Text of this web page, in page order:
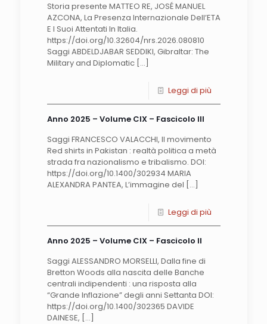
Storia presente MATTEO RE, JOSÉ MANUEL
AZCONA, La Presenza Internazionale Dell’ETA
E I Suoi Attentati In Italia.
https://doi.org/10.32604/nrs.2026.080810
Saggi ABDELDJABAR SEDDIKI, Gibraltar: The
Military and Diplomatic[…]
Leggi di più
Anno 2025 – Volume CIX – Fascicolo III
Saggi FRANCESCO VALACCHI, Il movimento
Red shirts in Pakistan : realtà politica a metà
strada fra nazionalismo e tribalismo. DOI:
https://doi.org/10.1400/302934 MARIA
ALEXANDRA PANTEA, L’immagine del […]
Leggi di più
Anno 2025 – Volume CIX – Fascicolo II
Saggi ALESSANDRO MORSELLI, Dalla fine di
Bretton Woods alla nascita delle Banche
centrali indipendenti : una risposta alla
“Grande Inflazione” degli anni Settanta DOI:
https://doi.org/10.1400/302365 DAVIDE
DAINESE, […]